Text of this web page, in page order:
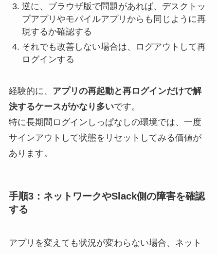
逆に、ブラウザ版で問題があれば、デスクトッ
プアプリやモバイルアプリからも同じように再
現するか確認する
それでも改善しない場合は、ログアウトして再
ログインする
経験的に、 アプリの再起動と再ログインだけで解
決するケースがかなり多いです。
特に長期間ログインしっぱなしの環境では、一度
サインアウトして状態をリセットしてみる価値が
あります。
手順3：ネットワークやSlack側の障害を確認
する
アプリを変えても状況が変わらない場合、ネット